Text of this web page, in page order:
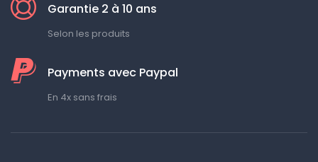
Garantie 2 à 10 ans
Selon les produits
Payments avec Paypal
En 4x sans frais